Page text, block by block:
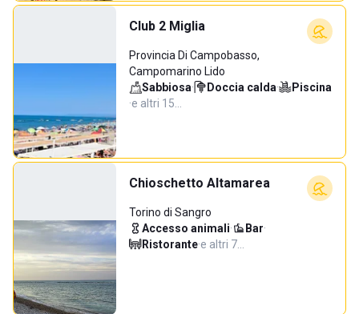
Club 2 Miglia
Provincia Di Campobasso,
Campomarino Lido
Sabbiosa· Doccia calda·
Piscina
·e altri 15…
Chioschetto Altamarea
Torino di Sangro
Accesso animali· Bar·
Ristorante·e altri 7…